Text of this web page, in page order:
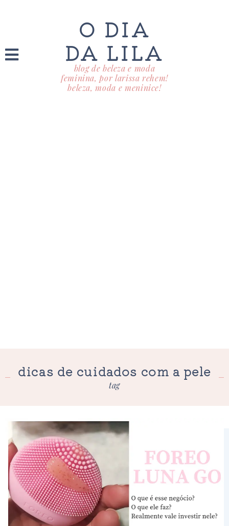
O DIA
DA LILA
blog de beleza e moda
feminina, por larissa rehem!
beleza, moda e meninice!
dicas de cuidados com a pele
tag